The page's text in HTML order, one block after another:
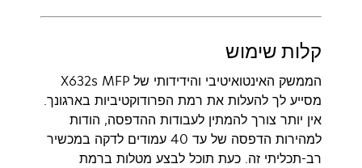
קלות שימוש
הממשק האינטואיטיבי והידידותי של X632s MFP
מסייע לך להעלות את רמת הפרודוקטיביות בארגונך.
אין יותר צורך להמתין לעבודות ההדפסה, הודות
למהירות הדפסה של עד 40 עמודים לדקה במכשיר
רב-תכליתי זה. כעת תוכל לבצע מטלות ברמת